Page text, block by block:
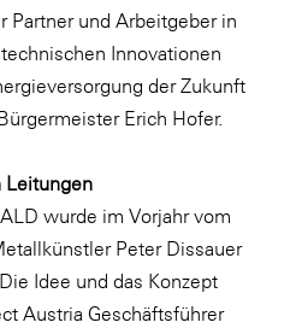
Österreich
Salzburg
Partner und Arbeitgeber in
Innovationen
der Zukunft
Erich Hofer.
Leitungen
wurde im Vorjahr vom
Peter Dissauer
Idee und das Konzept
Austria Geschäftsführer